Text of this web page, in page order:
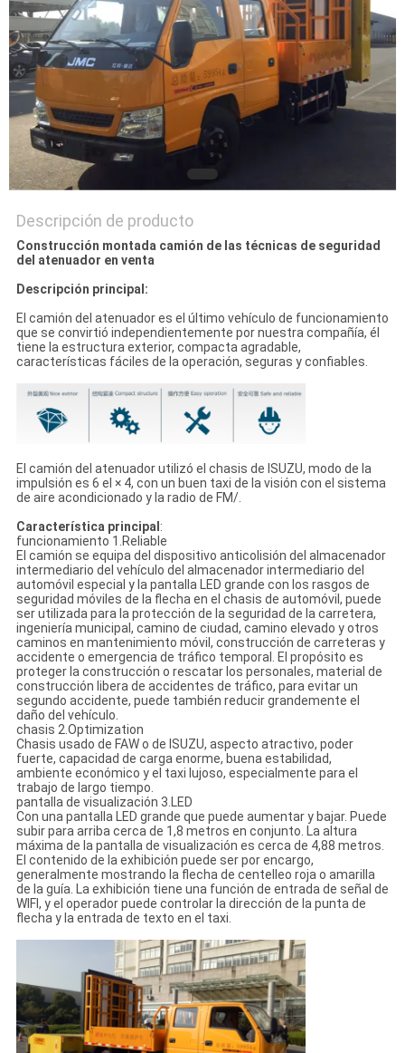
POLÍTICA
DE
PRIVACIDAD
Descripción de producto
Construcción montada camión de las técnicas de seguridad
del atenuador en venta
Descripción principal:
El camión del atenuador es el último vehículo de funcionamiento
que se convirtió independientemente por nuestra compañía, él
tiene la estructura exterior, compacta agradable,
características fáciles de la operación, seguras y confiables.
El camión del atenuador utilizó el chasis de ISUZU, modo de la
impulsión es 6 el × 4, con un buen taxi de la visión con el sistema
de aire acondicionado y la radio de FM/.
Característica principal :
funcionamiento 1.Reliable
El camión se equipa del dispositivo anticolisión del almacenador
intermediario del vehículo del almacenador intermediario del
automóvil especial y la pantalla LED grande con los rasgos de
seguridad móviles de la flecha en el chasis de automóvil, puede
ser utilizada para la protección de la seguridad de la carretera,
ingeniería municipal, camino de ciudad, camino elevado y otros
caminos en mantenimiento móvil, construcción de carreteras y
accidente o emergencia de tráfico temporal. El propósito es
proteger la construcción o rescatar los personales, material de
construcción libera de accidentes de tráfico, para evitar un
segundo accidente, puede también reducir grandemente el
daño del vehículo.
chasis 2.Optimization
Chasis usado de FAW o de ISUZU, aspecto atractivo, poder
fuerte, capacidad de carga enorme, buena estabilidad,
ambiente económico y el taxi lujoso, especialmente para el
trabajo de largo tiempo.
pantalla de visualización 3.LED
Con una pantalla LED grande que puede aumentar y bajar. Puede
subir para arriba cerca de 1,8 metros en conjunto. La altura
máxima de la pantalla de visualización es cerca de 4,88 metros.
El contenido de la exhibición puede ser por encargo,
generalmente mostrando la flecha de centelleo roja o amarilla
de la guía. La exhibición tiene una función de entrada de señal de
WIFI, y el operador puede controlar la dirección de la punta de
flecha y la entrada de texto en el taxi.